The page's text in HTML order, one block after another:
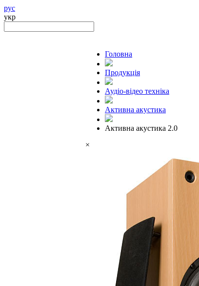
рус
укр
Головна
Продукцiя
Аудіо-відео техніка
Активна акустика
Активна акустика 2.0
×